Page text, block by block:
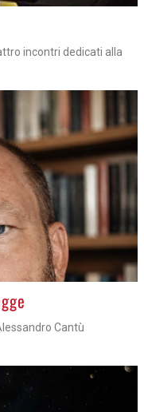
incontri dedicati alla
Cantù